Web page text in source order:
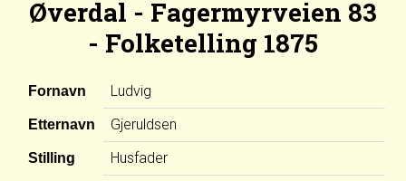
Øverdal - Fagermyrveien 83
- Folketelling 1875
Fornavn
Etternavn
Stilling
Ludvig
Gjeruldsen
Husfader